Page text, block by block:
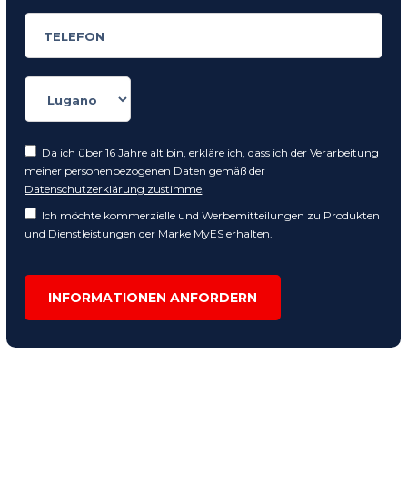
Da ich über 16 Jahre alt bin, erkläre ich, dass ich der Verarbeitung
meiner personenbezogenen Daten gemäß der
Datenschutzerklärung zustimme
Ich möchte kommerzielle und Werbemitteilungen zu Produkten
und Dienstleistungen der Marke MyES erhalten.
INFORMATIONEN ANFORDERN